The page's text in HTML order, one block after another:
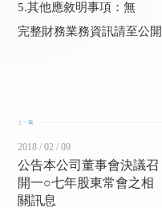
5.其他應敘明事項：無
完整財務業務資訊請至公
2018 / 02 / 09
公告本公司董事會決議召
開一○七年股東常會之相
關訊息